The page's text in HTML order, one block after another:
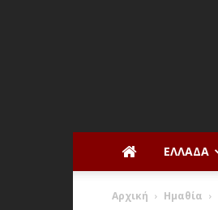
ΕΛΛΆΔΑ
Αρχική Ημαθία